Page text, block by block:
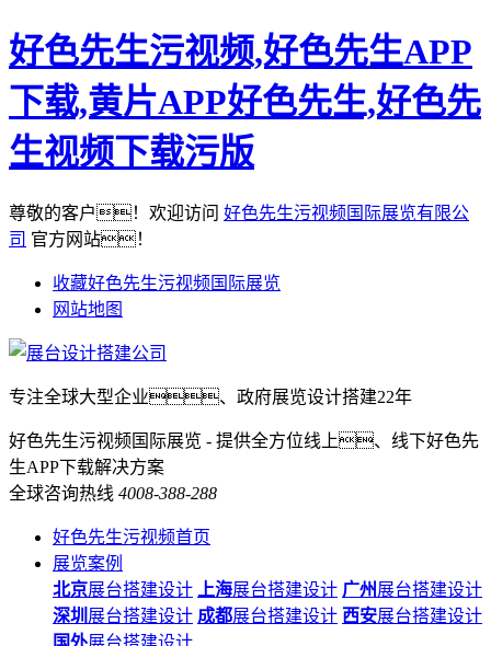
好色先生污视频,好色先生APP
下载,黄片APP好色先生,好色先
生视频下载污版
尊敬的客户！欢迎访问 好色先生污视频国际展览有限公
司 官方网站！
收藏好色先生污视频国际展览
网站地图
专注全球大型企业、政府展览设计搭建22年
好色先生污视频国际展览 - 提供全方位线上、线下好色先
生APP下载解决方案
全球咨询热线 4008-388-288
好色先生污视频首页
展览案例
北京展台搭建设计 上海展台搭建设计 广州展台搭建设计
深圳 展台搭建设计 成都展台搭建设计 西安展台搭建设计
国外展台搭建设计